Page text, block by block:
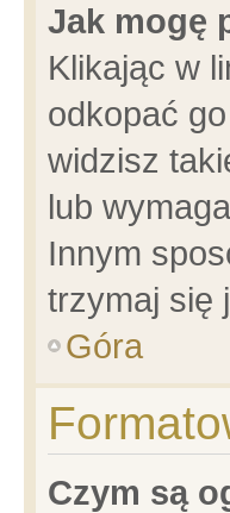
Jak mogę
Klikając w
odkopać
widzisz
lub
Innym
trzymaj się
Góra
Czym są